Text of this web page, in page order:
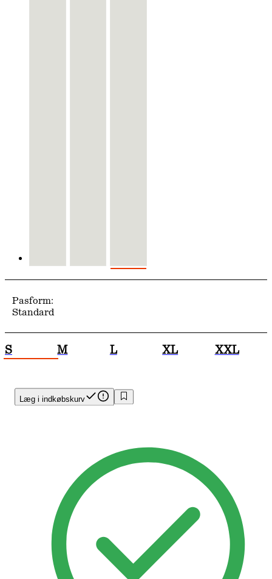
Læg i indkøbskurv
Pasform:
Standard
S M L XL XXL